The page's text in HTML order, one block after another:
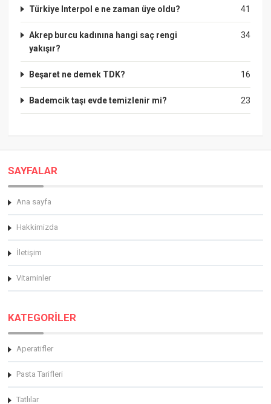
41
Türkiye Interpol e ne zaman üye oldu?
34
Akrep burcu kadınına hangi saç rengi
yakışır?
16
Beşaret ne demek TDK?
23
Bademcik taşı evde temizlenir mi?
SAYFALAR
Ana sayfa
Hakkimizda
İletişim
Vitaminler
KATEGORİLER
Aperatifler
Pasta Tarifleri
Tatlılar